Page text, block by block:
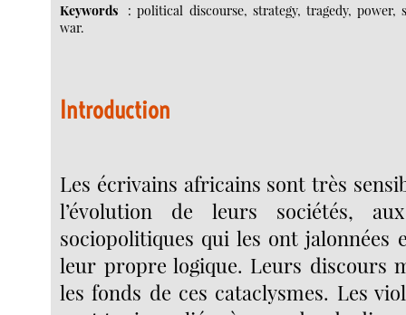
Keywords
: political discourse, strategy, tragedy, power,
war.
Introduction
Les écrivains africains sont très
l’évolution de leurs sociétés,
sociopolitiques qui les ont jalonnées
leur propre logique. Leurs discours
les fonds de ces cataclysmes. Les